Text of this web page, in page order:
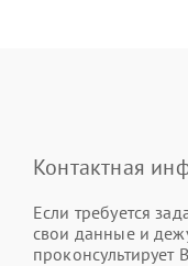
Контактная
Если требуется
свои данные и
проконсультирует